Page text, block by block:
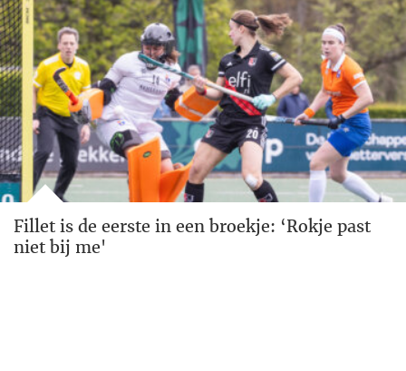
Fillet is de eerste in een broekje: ‘Rokje past
niet bij me'